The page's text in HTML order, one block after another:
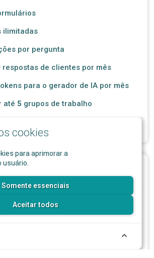
ilimitadas
por pergunta
respostas de clientes por mês
para o gerador de IA por mês
até 5 grupos de trabalho
cookies
para aprimorar a
usuário.
Somente essenciais
Aceitar todos